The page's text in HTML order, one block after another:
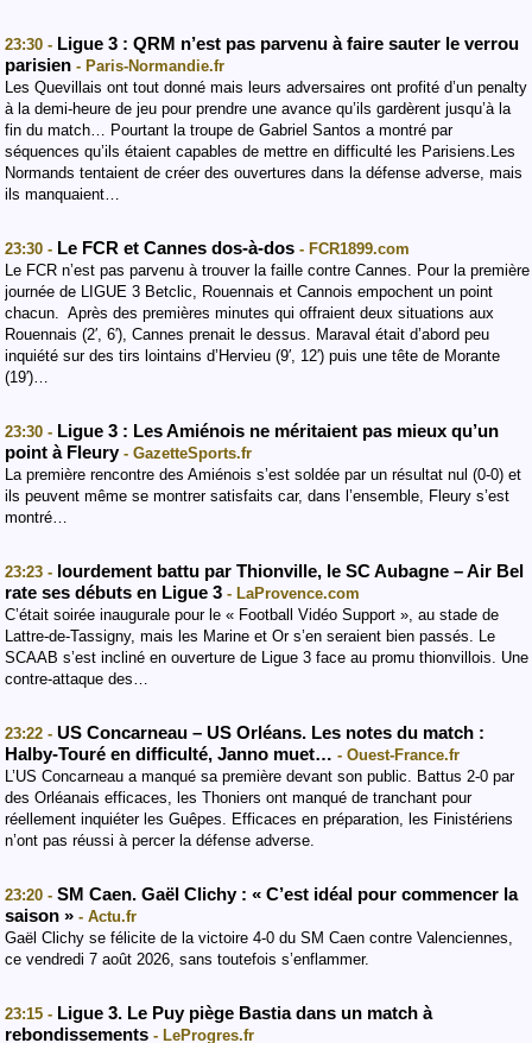
23:30 - Ligue 3 : QRM n’est pas parvenu à faire sauter le verrou
parisien - Paris-Normandie.fr
Les Quevillais ont tout donné mais leurs adversaires ont profité d’un penalty
à la demi-heure de jeu pour prendre une avance qu’ils gardèrent jusqu’à la
fin du match… Pourtant la troupe de Gabriel Santos a montré par
séquences qu’ils étaient capables de mettre en difficulté les Parisiens.Les
Normands tentaient de créer des ouvertures dans la défense adverse, mais
ils manquaient…
23:30 - Le FCR et Cannes dos-à-dos - FCR1899.com
Le FCR n’est pas parvenu à trouver la faille contre Cannes. Pour la première
journée de LIGUE 3 Betclic, Rouennais et Cannois empochent un point
chacun. Après des premières minutes qui offraient deux situations aux
Rouennais (2′, 6′), Cannes prenait le dessus. Maraval était d’abord peu
inquiété sur des tirs lointains d’Hervieu (9′, 12′) puis une tête de Morante
(19′)…
23:30 - Ligue 3 : Les Amiénois ne méritaient pas mieux qu’un
point à Fleury - GazetteSports.fr
La première rencontre des Amiénois s’est soldée par un résultat nul (0-0) et
ils peuvent même se montrer satisfaits car, dans l’ensemble, Fleury s’est
montré…
23:23 - lourdement battu par Thionville, le SC Aubagne – Air Bel
rate ses débuts en Ligue 3 - LaProvence.com
C’était soirée inaugurale pour le « Football Vidéo Support », au stade de
Lattre-de-Tassigny, mais les Marine et Or s’en seraient bien passés. Le
SCAAB s’est incliné en ouverture de Ligue 3 face au promu thionvillois. Une
contre-attaque des…
23:22 - US Concarneau – US Orléans. Les notes du match :
Halby-Touré en difficulté, Janno muet… - Ouest-France.fr
L’US Concarneau a manqué sa première devant son public. Battus 2-0 par
des Orléanais efficaces, les Thoniers ont manqué de tranchant pour
réellement inquiéter les Guêpes. Efficaces en préparation, les Finistériens
n’ont pas réussi à percer la défense adverse.
23:20 - SM Caen. Gaël Clichy : « C’est idéal pour commencer la
saison » - Actu.fr
Gaël Clichy se félicite de la victoire 4-0 du SM Caen contre Valenciennes,
ce vendredi 7 août 2026, sans toutefois s’enflammer.
23:15 - Ligue 3. Le Puy piège Bastia dans un match à
rebondissements - LeProgres.fr